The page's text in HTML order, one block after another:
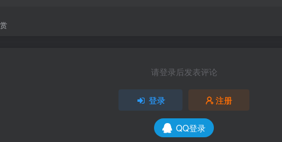
请登录后发表评论
登录 注册
QQ登录